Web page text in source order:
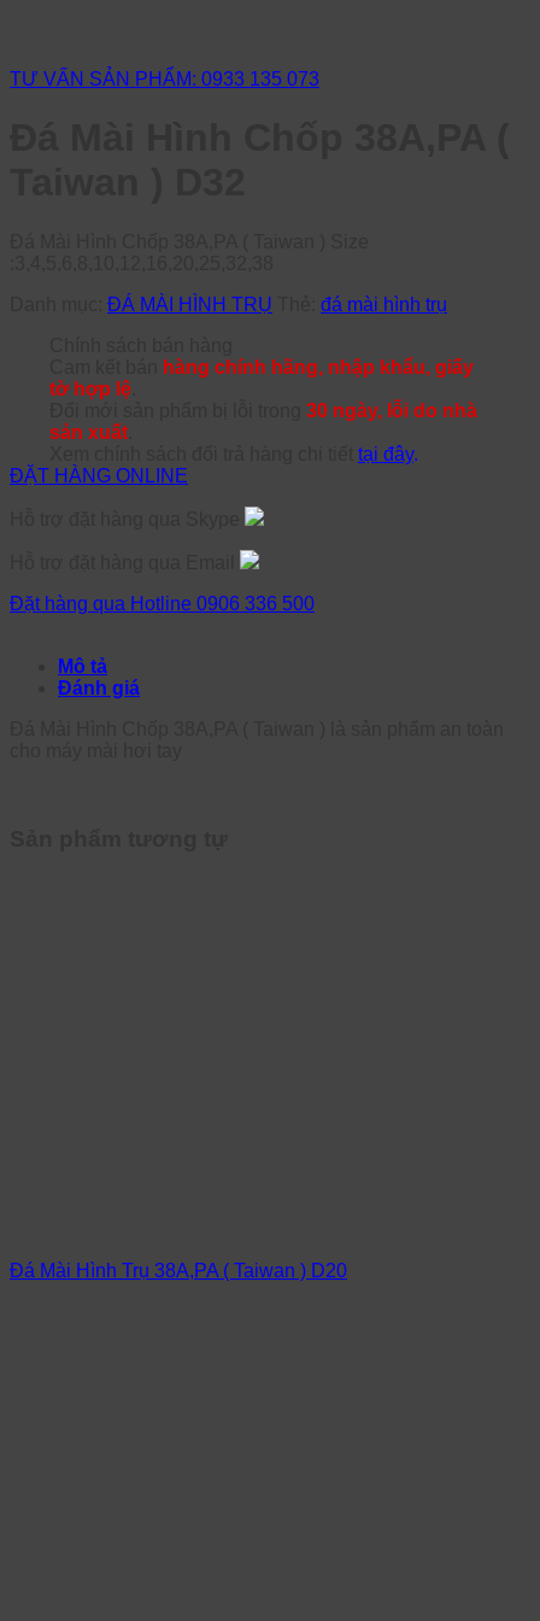
TƯ VẤN SẢN PHẨM: 0933 135 073
ĐÁ MÀI HÌNH TRỤ
đá mài hình trụ
hàng chính hãng, nhập khẩu, giấy
tờ hợp lệ
30 ngày, lỗi do nhà
sản xuất
tại đây.
ĐẶT HÀNG ONLINE
Đặt hàng qua Hotline 0906 336 500
Mô tả
Đánh giá
Đá Mài Hình Trụ 38A,PA ( Taiwan ) D20